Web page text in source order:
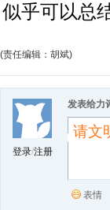
似乎可以总
(责任编辑：胡斌)
登录/注册
发表给力
表情